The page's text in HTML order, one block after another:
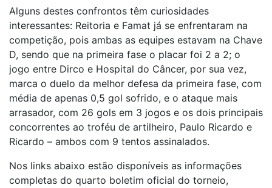
Alguns destes confrontos têm curiosidades
interessantes: Reitoria e Famat já se enfrentaram na
competição, pois ambas as equipes estavam na Chave
D, sendo que na primeira fase o placar foi 2 a 2; o
jogo entre Dirco e Hospital do Câncer, por sua vez,
marca o duelo da melhor defesa da primeira fase, com
média de apenas 0,5 gol sofrido, e o ataque mais
arrasador, com 26 gols em 3 jogos e os dois principais
concorrentes ao troféu de artilheiro, Paulo Ricardo e
Ricardo – ambos com 9 tentos assinalados.
Nos links abaixo estão disponíveis as informações
completas do quarto boletim oficial do torneio,